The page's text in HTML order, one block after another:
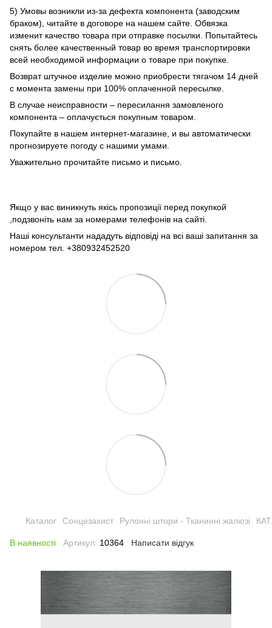
5) Умовы возникли из-за дефекта компонента (заводским
браком), читайте в договоре на нашем сайте. Обвязка
изменит качество товара при отправке посылки. Попытайтесь
снять более качественный товар во время транспортировки
всей необходимой информации о товаре при покупке.
Возврат штучное изделие можно приобрести тягачом 14 дней
с момента замены при 100% оплаченной пересылке.
В случае неисправности – пересилання замовленого
компонента – оплачується покупным товаром.
Покупайте в нашем интернет-магазине, и вы автоматически
прогнозируете погоду с нашими умами.
Уважительно прочитайте письмо и письмо.
Якщо у вас виникнуть якісь пропозиції перед покупкой
,подзвоніть нам за номерами телефонів на сайті.
Наші консультанти нададуть відповіді на всі ваші запитання за
номером тел. +380932452520
Каталог Сонцезахист Рулонні штори - Тканинні жалюзі
В наявності Артикул: 10364 Написати відгук